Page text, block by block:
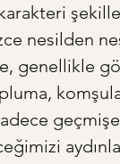
nesilden